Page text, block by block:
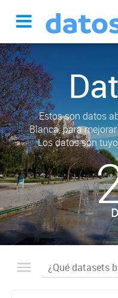
Estos son datos
Blanca, para
Los datos son